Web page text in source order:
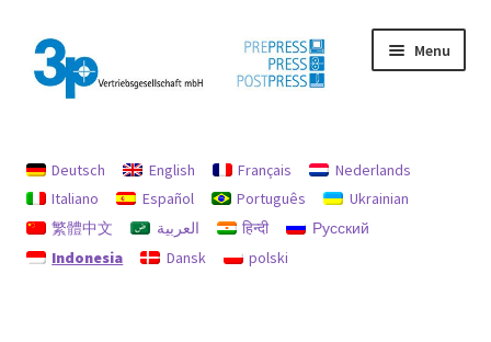
Skip
to
navigation
Skip
to
content
Menu
Akun saya
jejak
Deutsch English Français
Nederlands
Italiano
Español Português
Ukrainian
繁體中文
العربية हिन्दी
Русский
Indonesia
Dansk polski